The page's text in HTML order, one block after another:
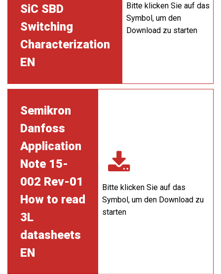
SiC SBD
Switching
Characterization
EN
Bitte klicken Sie auf das
Symbol, um den
Download zu starten
Semikron
Danfoss
Application
Note 15-
002 Rev-01
How to read
3L
datasheets
EN
Bitte klicken Sie auf das
Symbol, um den Download zu
starten